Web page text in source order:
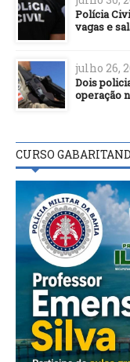
Polícia
vagas e
julho 26,
Dois
operação
CURSO